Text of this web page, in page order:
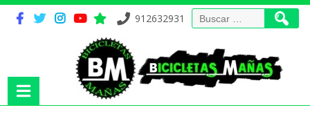
912632931 Buscar: